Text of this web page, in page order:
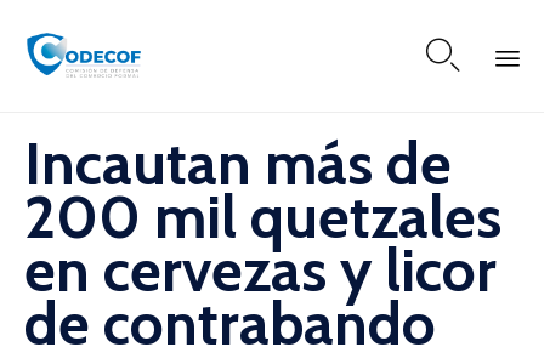

content
Incautan más de
200 mil quetzales
en cervezas y licor
de contrabando